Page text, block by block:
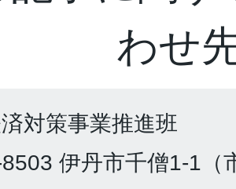
わせ
対策事業推進班
伊丹市千僧1-1（